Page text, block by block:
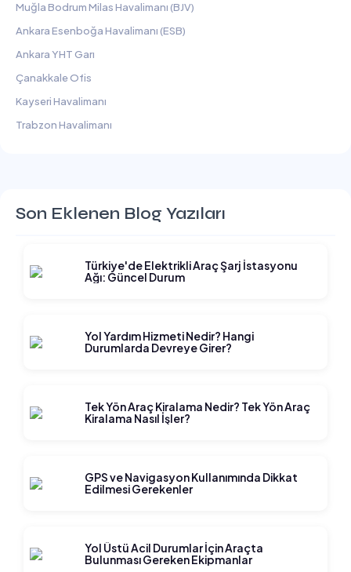
Muğla Bodrum Milas Havalimanı (BJV)
Ankara Esenboğa Havalimanı (ESB)
Ankara YHT Garı
Çanakkale Ofis
Kayseri Havalimanı
Trabzon Havalimanı
Son Eklenen Blog Yazıları
Türkiye'de Elektrikli Araç Şarj İstasyonu
Ağı: Güncel Durum
Yol Yardım Hizmeti Nedir? Hangi
Durumlarda Devreye Girer?
Tek Yön Araç Kiralama Nedir? Tek Yön Araç
Kiralama Nasıl İşler?
GPS ve Navigasyon Kullanımında Dikkat
Edilmesi Gerekenler
Yol Üstü Acil Durumlar İçin Araçta
Bulunması Gereken Ekipmanlar